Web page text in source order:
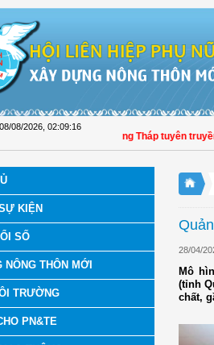
08/2026 02:09:17
Hội LHPN tỉnh Đồng Tháp tuyên truyền,
KIỆN
SỐ
NÔNG THÔN MỚI
TRƯỜNG
PN&TE
28/04/
Mô
(tỉnh
chất,